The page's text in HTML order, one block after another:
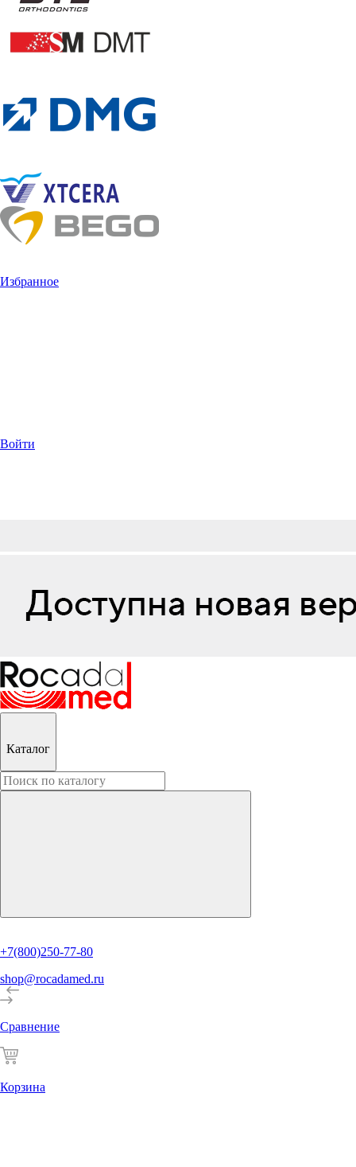
Избранное
Войти
Каталог
+7(800)250-77-80
shop@rocadamed.ru
Сравнение
Корзина